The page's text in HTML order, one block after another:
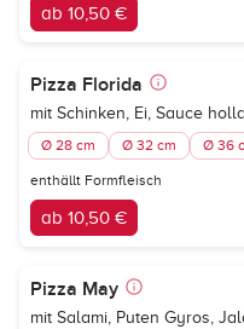
ab 10,50 €
Pizza Florida
mit Schinken, Ei, Sauce
Ø 28 cm Ø 32 cm Ø 36
enthällt Formfleisch
ab 10,50 €
Pizza May
mit Salami, Puten Gyros,